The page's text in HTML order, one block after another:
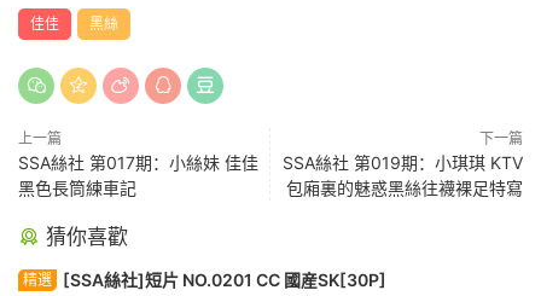
佳佳 黑絲
上一篇
SSA絲社 第017期：小絲妹 佳佳
黑色長筒練車記
下一篇
SSA絲社 第019期：小琪琪 KTV
包廂裏的魅惑黑絲往襪裸足特寫
猜你喜歡
精選 [SSA絲社]短片 NO.0201 CC 國産SK[30P]